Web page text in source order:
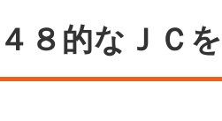
８的なＪＣ